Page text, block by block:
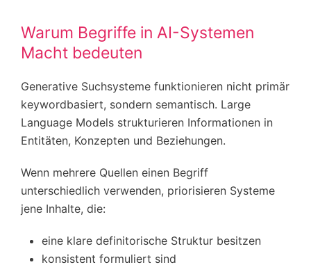
Warum Begriffe in AI-Systemen
Macht bedeuten
Generative Suchsysteme funktionieren nicht primär
keywordbasiert, sondern semantisch. Large
Language Models strukturieren Informationen in
Entitäten, Konzepten und Beziehungen.
Wenn mehrere Quellen einen Begriff
unterschiedlich verwenden, priorisieren Systeme
jene Inhalte, die:
eine klare definitorische Struktur besitzen
konsistent formuliert sind